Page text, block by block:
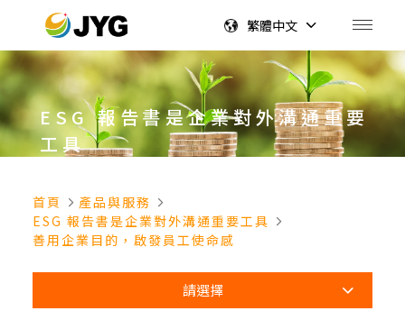
繁體中文
ESG 報告書是企業對外溝通重要
工具
首頁
產品與服務
ESG 報告書是企業對外溝通重要工具
善用企業目的，啟發員工使命感
請選擇